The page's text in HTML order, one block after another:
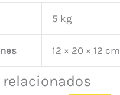
5 kg
12 × 20 × 12 cm